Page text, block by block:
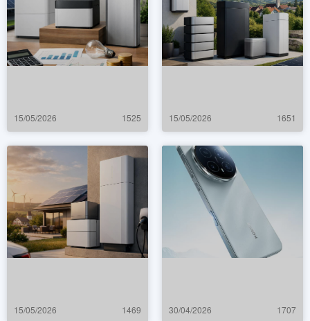
15/05/2026 1525 15/05/2026 1651
15/05/2026 1469 30/04/2026 1707